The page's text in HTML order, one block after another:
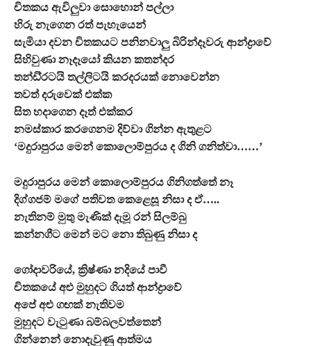
චිතකය ඇවිලුවා සොහොන් පල්ලා
හිරු නැගෙන රත් පැහැයෙන්
සැමියා දවන චිතකයට පනිනවාලු බිරින්දෑවරු ආන්ද්‍රාවේ
සිහිවුණා නෑදෑයෝ කියන කතන්දර
තන්ඩි්‍රටයි තල්ලිටයි කරදරයක් නොවෙන්න
තවත් දරුවෙක් එක්ක
සිත හදාගෙන දෑත් එක්කර
නමස්කාර කරගෙනම දිව්වා ගින්න ඇතුළට
‘මදුරාපුරය මෙන් කොලොම්පුරය ද ගිනි ගනිත්වා……’
මදුරාපුරය මෙන් කොලොම්පුරය ගිනිගත්තේ නෑ
දිග්ගජම් මගේ පතිවත කෙළෙසූ නිසා ද ඒ…..
නැතිනම් මුතු මැණික් දැමූ රන් සිලම්බු
කන්නගීට මෙන් මට නො තිබුණු නිසා ද
ගෝදාවරියේ, ක්‍රිෂ්ණා නදියේ පාවී
චිතකයේ අළු මුහුදට ගියත් ආන්ද්‍රාවේ
අපේ අළු ගඟක් නැතිවම
මුහුදට වැටුණා බම්බලවත්තෙන්
ගින්නෙන් නොදැවුණු ආත්මය